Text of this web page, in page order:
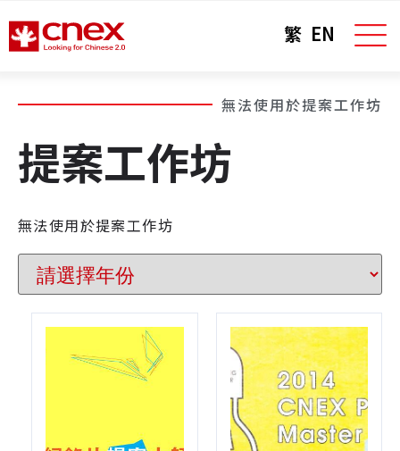
繁 EN
無法使用於提案工作坊
提案工作坊
無法使用於提案工作坊